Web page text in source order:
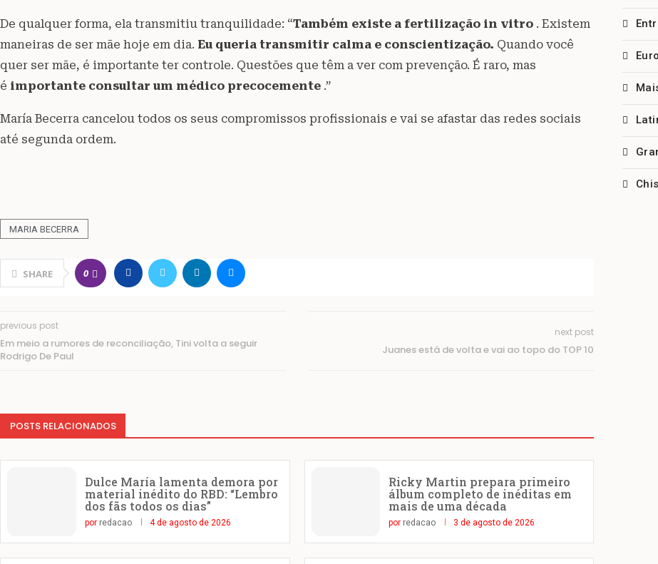
De qualquer forma, ela transmitiu tranquilidade: “Também existe a fertilização in vitro . Existem
maneiras de ser mãe hoje em dia. Eu queria transmitir calma e conscientização. Quando você
quer ser mãe, é importante ter controle. Questões que têm a ver com prevenção. É raro, mas
é importante consultar um médico precocemente .”
María Becerra cancelou todos os seus compromissos profissionais e vai se afastar das redes sociais
até segunda ordem.
MARIA BECERRA
SHARE 0
previous post
Em meio a rumores de reconciliação, Tini volta a seguir
Rodrigo De Paul
next post
Juanes está de volta e vai ao topo do TOP 10
POSTS RELACIONADOS
Dulce María lamenta demora por
material inédito do RBD: “Lembro
dos fãs todos os dias”
por redacao 4 de agosto de 2026
Ricky Martin prepara primeiro
álbum completo de inéditas em
mais de uma década
por redacao 3 de agosto de 2026